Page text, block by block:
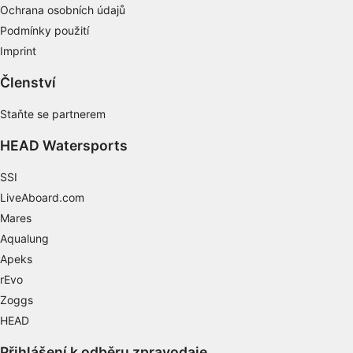
Ochrana osobních údajů
Podmínky použití
Imprint
Členství
Staňte se partnerem
HEAD Watersports
SSI
LiveAboard.com
Mares
Aqualung
Apeks
rEvo
Zoggs
HEAD
Porozumění publiku prostřednictvím
statistik nebo kombinací údajů z různých
Rozvoj a zlepšování služeb
Použití omezených údajů k výběru obsahu
Identifikace zařízení na základě aktivně
vyžádaných informací
Účely zpracování, které nesouvisejí s IAB:
Výkon